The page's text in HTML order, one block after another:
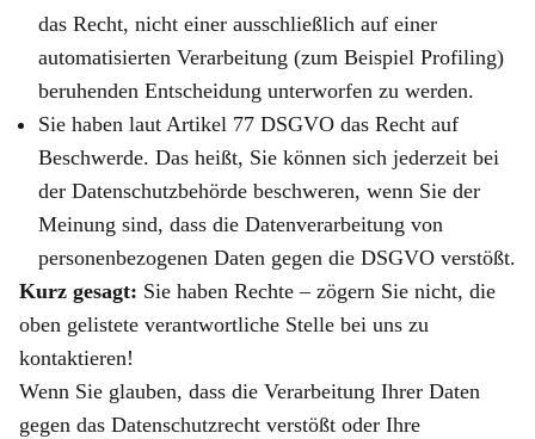
das Recht, nicht einer ausschließlich auf einer
automatisierten Verarbeitung (zum Beispiel Profiling)
beruhenden Entscheidung unterworfen zu werden.
Sie haben laut Artikel 77 DSGVO das Recht auf
Beschwerde. Das heißt, Sie können sich jederzeit bei
der Datenschutzbehörde beschweren, wenn Sie der
Meinung sind, dass die Datenverarbeitung von
personenbezogenen Daten gegen die DSGVO verstößt.
Kurz gesagt: Sie haben Rechte – zögern Sie nicht, die
oben gelistete verantwortliche Stelle bei uns zu
kontaktieren!
Wenn Sie glauben, dass die Verarbeitung Ihrer Daten
gegen das Datenschutzrecht verstößt oder Ihre